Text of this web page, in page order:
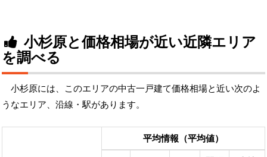
小杉原と価格相場が近い近隣エリア
を調べる
小杉原には、このエリアの中古一戸建て価格相場と近い次のよ
うなエリア、沿線・駅があります。
平均情報（平均値）